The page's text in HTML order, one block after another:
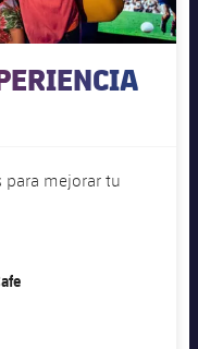
para mejorar tu